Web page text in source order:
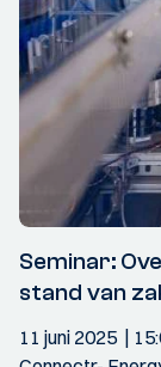
Seminar:
stand van
11 juni 2025